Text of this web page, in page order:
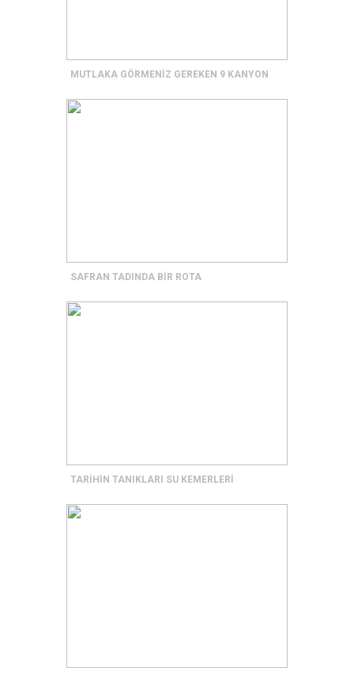
MUTLAKA GÖRMENİZ GEREKEN 9 KANYON
SAFRAN TADINDA BİR ROTA
TARİHİN TANIKLARI SU KEMERLERİ